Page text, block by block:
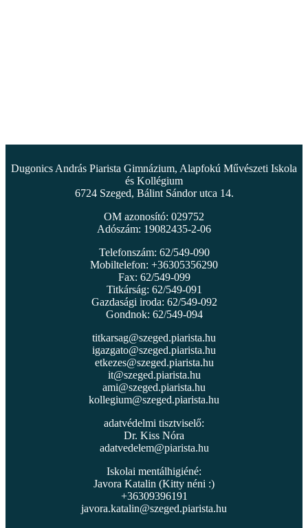
Dugonics András Piarista Gimnázium, Alapfokú Művészeti Iskola
és Kollégium
6724 Szeged, Bálint Sándor utca 14.
OM azonosító: 029752
Adószám: 19082435-2-06
Telefonszám: 62/549-090
Mobiltelefon: +36305356290
Fax: 62/549-099
Titkárság: 62/549-091
Gazdasági iroda: 62/549-092
Gondnok: 62/549-094
titkarsag@szeged.piarista.hu
igazgato@szeged.piarista.hu
etkezes@szeged.piarista.hu
it@szeged.piarista.hu
ami@szeged.piarista.hu
kollegium@szeged.piarista.hu
adatvédelmi tisztviselő:
Dr. Kiss Nóra
adatvedelem@piarista.hu
Iskolai mentálhigiéné:
Javora Katalin (Kitty néni :)
+36309396191
javora.katalin@szeged.piarista.hu